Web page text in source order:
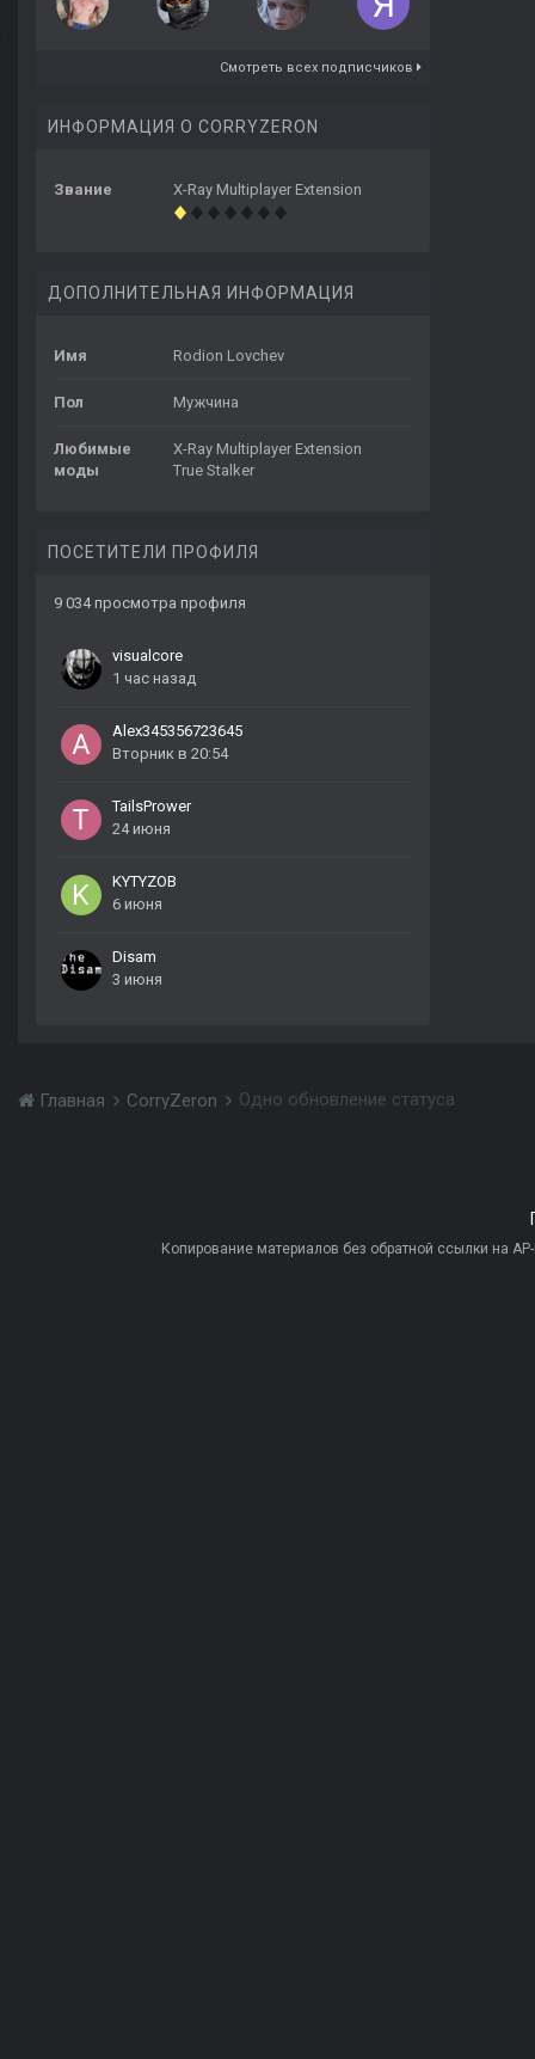
Смотреть всех подписчиков
ИНФОРМАЦИЯ О CORRYZERON
Звание X-Ray Multiplayer Extension
ДОПОЛНИТЕЛЬНАЯ ИНФОРМАЦИЯ
Имя Rodion Lovchev
Пол Мужчина
Любимые
моды
X-Ray Multiplayer Extension
True Stalker
ПОСЕТИТЕЛИ ПРОФИЛЯ
9 034 просмотра профиля
visualcore
1 час назад
Alex345356723645
Вторник в 20:54
TailsPrower
24 июня
KYTYZOB
6 июня
Disam
3 июня
Главная CorryZeron Одно обновление статуса
Копирование материалов без обратной ссылки на